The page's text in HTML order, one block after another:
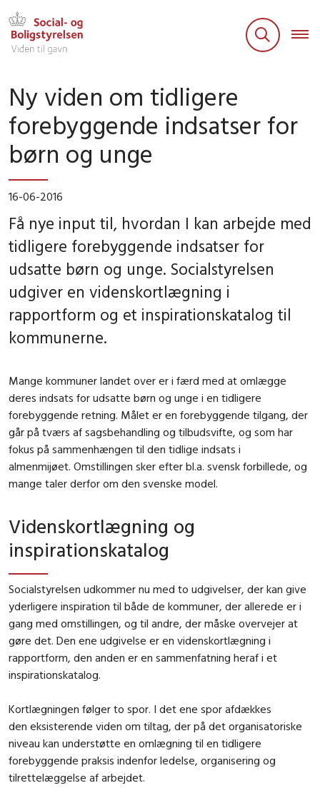
Ny viden om tidligere
forebyggende indsatser for
børn og unge
16-06-2016
Få nye input til, hvordan I kan arbejde med
tidligere forebyggende indsatser for
udsatte børn og unge. Socialstyrelsen
udgiver en videnskortlægning i
rapportform og et inspirationskatalog til
kommunerne.
Mange kommuner landet over er i færd med at omlægge
deres indsats for udsatte børn og unge i en tidligere
forebyggende retning. Målet er en forebyggende tilgang, der
går på tværs af sagsbehandling og tilbudsvifte, og som har
fokus på sammenhængen til den tidlige indsats i
almenmijøet. Omstillingen sker efter bl.a. svensk forbillede, og
mange taler derfor om den svenske model.
Videnskortlægning og
inspirationskatalog
Socialstyrelsen udkommer nu med to udgivelser, der kan give
yderligere inspiration til både de kommuner, der allerede er i
gang med omstillingen, og til andre, der måske overvejer at
gøre det. Den ene udgivelse er en videnskortlægning i
rapportform, den anden er en sammenfatning heraf i et
inspirationskatalog.
Kortlægningen følger to spor. I det ene spor afdækkes
den eksisterende viden om tiltag, der på det organisatoriske
niveau kan understøtte en omlægning til en tidligere
forebyggende praksis indenfor ledelse, organisering og
tilrettelæggelse af arbejdet.